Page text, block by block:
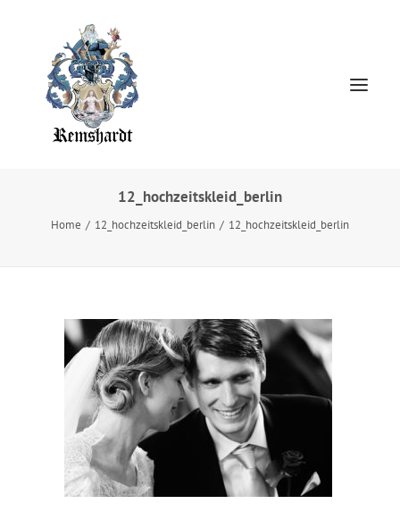
Presse
Kontakt
12_hochzeitskleid_berlin
Home 12_hochzeitskleid_berlin 12_hochzeitskleid_berlin